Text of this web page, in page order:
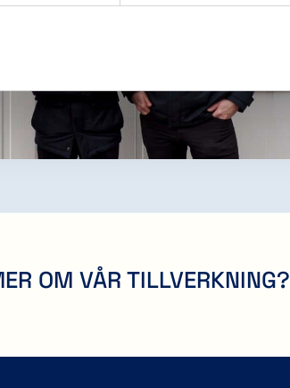
OM VÅR TILLVERKNING?